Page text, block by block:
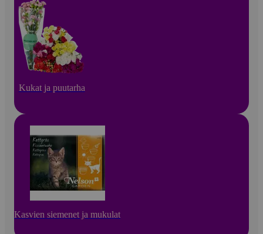
Kukat ja puutarha
Kasvien siemenet ja mukulat